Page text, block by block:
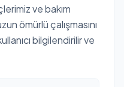
ve bakım
ömürlü çalışmasını
bilgilendirilir ve